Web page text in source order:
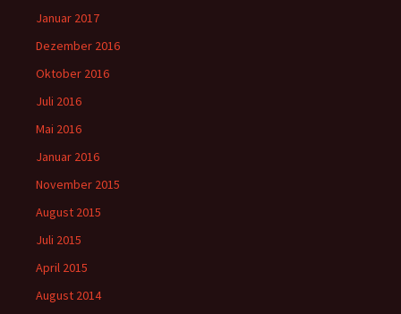
Januar 2017
Dezember 2016
Oktober 2016
Juli 2016
Mai 2016
Januar 2016
November 2015
August 2015
Juli 2015
April 2015
August 2014